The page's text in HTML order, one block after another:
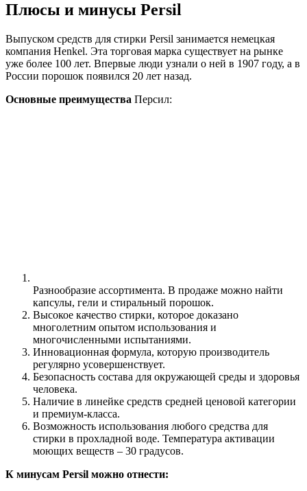
Плюсы и минусы Persil
Выпуском средств для стирки Persil занимается немецкая
компания Henkel. Эта торговая марка существует на рынке
уже более 100 лет. Впервые люди узнали о ней в 1907 году, а в
России порошок появился 20 лет назад.
Основные преимущества Персил:
Разнообразие ассортимента. В продаже можно найти
капсулы, гели и стиральный порошок.
Высокое качество стирки, которое доказано
многолетним опытом использования и
многочисленными испытаниями.
Инновационная формула, которую производитель
регулярно усовершенствует.
Безопасность состава для окружающей среды и здоровья
человека.
Наличие в линейке средств средней ценовой категории
и премиум-класса.
Возможность использования любого средства для
стирки в прохладной воде. Температура активации
моющих веществ – 30 градусов.
К минусам Persil можно отнести: